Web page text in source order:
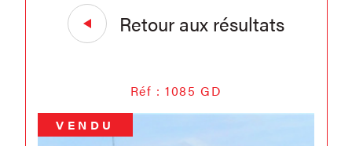
Retour aux résultats
Réf : 1085 GD
VENDU